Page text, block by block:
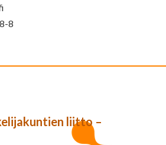
8
liitto –